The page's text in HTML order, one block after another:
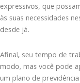
expressivos, que
às suas necessidades
desde já.
Afinal, seu tempo de
modo, mas você pode
um plano de